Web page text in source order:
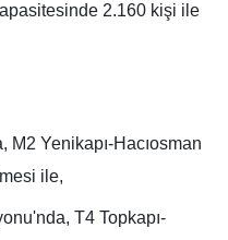
2.160 kişi ile
Yenikapı-Hacıosman
ile,
T4 Topkapı-